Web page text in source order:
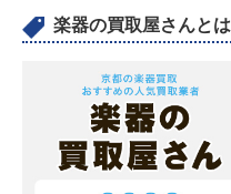
楽器の買取屋さんとは